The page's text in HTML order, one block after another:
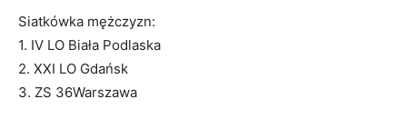
Siatkówka mężczyzn:
1. IV LO Biała Podlaska
2. XXI LO Gdańsk
3. ZS 36Warszawa